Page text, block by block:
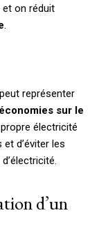
et on réduit
.
représenter
économies sur le
électricité
d’éviter les
d’un